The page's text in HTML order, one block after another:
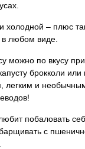
холодной – плюс
в любом виде.
можно по вкусу
брокколи
легким и
побаловать
с